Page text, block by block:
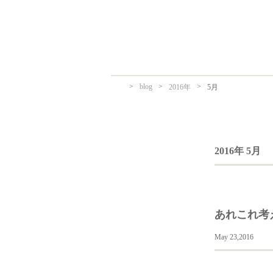
> blog > 2016年 > 5月
2016年 5月
あれこれ考
May 23,2016